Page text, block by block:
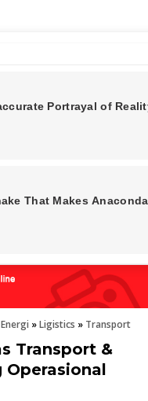
»Ligistics » Transport
Transport &